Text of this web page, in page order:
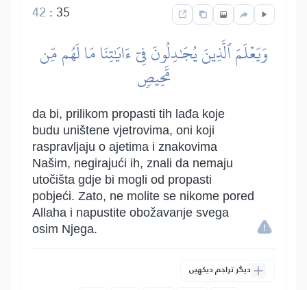
35
:
42
وَيَعۡلَمَ ٱلَّذِينَ يُجَٰدِلُونَ فِيٓ ءَايَٰتِنَا مَا لَهُم مِّن
مَّحِيصٖ
da bi, prilikom propasti tih lađa koje
budu uništene vjetrovima, oni koji
raspravljaju o ajetima i znakovima
Našim, negirajući ih, znali da nemaju
utočišta gdje bi mogli od propasti
pobjeći. Zato, ne molite se nikome pored
Allaha i napustite obožavanje svega
osim Njega.
دیگر تراجم دیکھیں